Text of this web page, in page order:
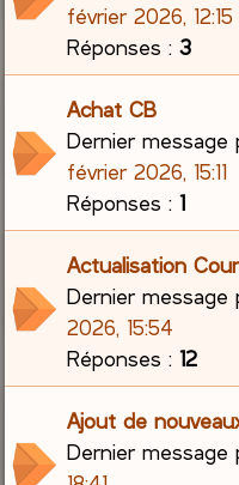
février 2026, 12:15
Réponses :3
Achat CB
Dernier
février 2026, 15:11
Réponses :1
Actualisation
Dernier
2026, 15:54
Réponses :12
Ajout de
Dernier message